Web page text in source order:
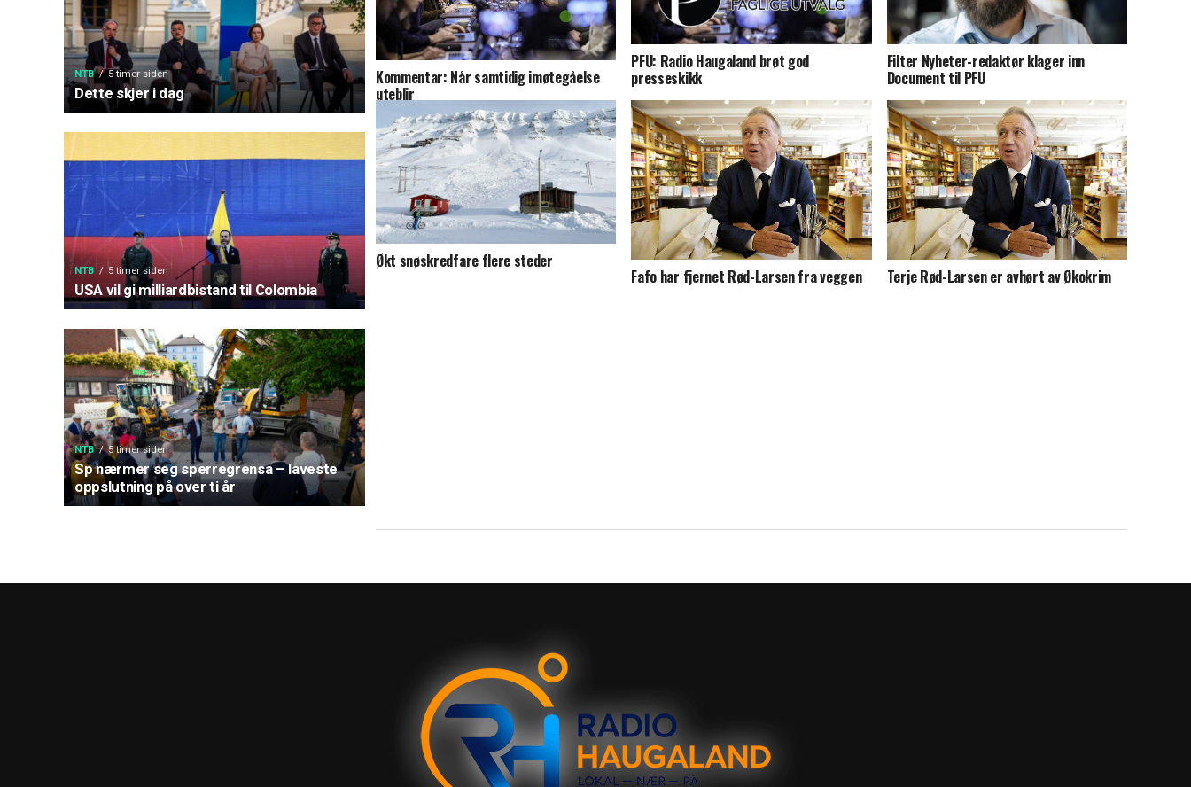
NTB 5 timer siden
Dette skjer i dag
NTB 5 timer siden
USA vil gi milliardbistand til Colombia
NTB 5 timer siden
Sp nærmer seg sperregrensa – laveste
oppslutning på over ti år
Kommentar: Når samtidig imøtegåelse
uteblir
PFU: Radio Haugaland brøt god
presseskikk
Filter Nyheter-redaktør klager inn
Document til PFU
Økt snøskredfare flere steder
Fafo har fjernet Rød-Larsen fra veggen Terje Rød-Larsen er avhørt av Økokrim